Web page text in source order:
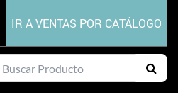
IR A VENTAS POR CATÁLOGO